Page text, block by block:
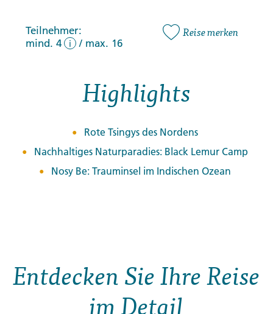
Teilnehmer:
mind. 4
i / max. 16
Reise merken
Highlights
Rote Tsingys des Nordens
Nachhaltiges Naturparadies: Black Lemur Camp
Nosy Be: Trauminsel im Indischen Ozean
Entdecken Sie Ihre Reise
im Detail